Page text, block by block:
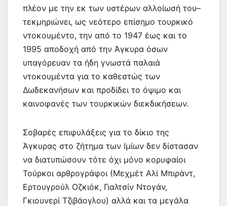
πλέον με την εκ των υστέρων αλλοίωσή του–
τεκμηριώνει, ως νεότερο επίσημο τουρκικό
ντοκουμέντο, την από το 1947 έως και το
1995 αποδοχή από την Άγκυρα όσων
υπαγόρευαν τα ήδη γνωστά παλαιά
ντοκουμέντα για το καθεστώς των
Δωδεκανήσων και προδίδει το όψιμο και
καινοφανές των τουρκικών διεκδικήσεων.
Σοβαρές επιφυλάξεις για το δίκιο της
Άγκυρας στο ζήτημα των Ιμίων δεν δίστασαν
να διατυπώσουν τότε όχι μόνο κορυφαίοι
Τούρκοι αρθρογράφοι (Μεχμέτ Αλί Μπιράντ,
Ερτουγρούλ Οζκιόκ, Γιαλτσίν Ντογάν,
Γκιουνερί Τζιβάογλου) αλλά και τα μεγάλα